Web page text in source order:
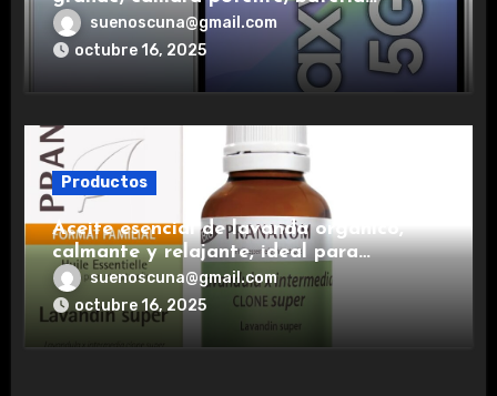
duradera y carga rápida para una
experiencia premium.
suenoscuna@gmail.com
octubre 16, 2025
Productos
Aceite esencial de lavanda orgánico,
calmante y relajante, ideal para
aromaterapia.
suenoscuna@gmail.com
octubre 16, 2025